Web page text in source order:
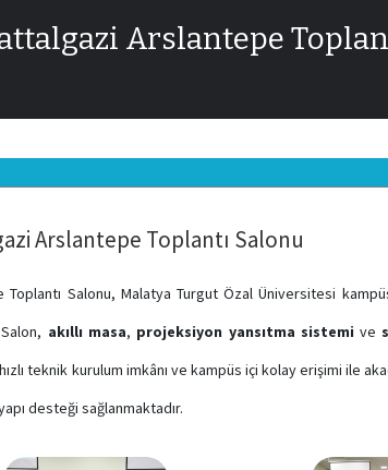
Arslantepe
Arslantepe Toplantı Salonu
Toplantı Salonu, Malatya Turgut Özal Üniversitesi
akıllı masa, projeksiyon yansıtma sistemi ve
teknik kurulum imkânı ve kampüs içi kolay erişimi ile
desteği sağlanmaktadır.